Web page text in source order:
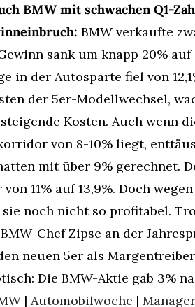
BMW mit schwachen Q1-
BMW verkaufte
sank um knapp 20%
in der Autosparte fiel von
der 5er-Modellwechsel,
Kosten. Auch wenn
von 8-10% liegt,
mit über 9% gerechnet.
von 11% auf 13,9%. Doch
noch nicht so profitabel.
Chef Zipse an der
neuen 5er als
Die BMW-Aktie gab 3%
| Automobilwoche |